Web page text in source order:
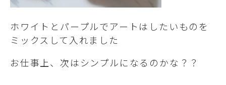
ホワイトとパープルでアートはしたいものを
ミックスして入れました
お仕事上、次はシンプルになるのかな？？